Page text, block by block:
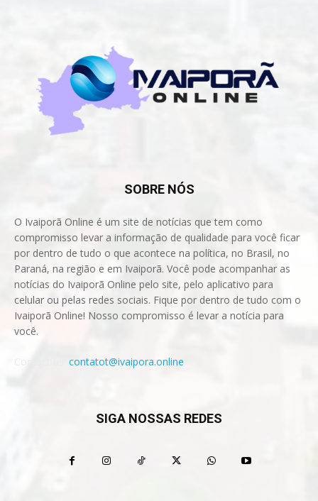
SOBRE NÓS
O Ivaiporã Online é um site de notícias que tem como
compromisso levar a informação de qualidade para você ficar
por dentro de tudo o que acontece na política, no Brasil, no
Paraná, na região e em Ivaiporã. Você pode acompanhar as
notícias do Ivaiporã Online pelo site, pelo aplicativo para
celular ou pelas redes sociais. Fique por dentro de tudo com o
Ivaiporã Online! Nosso compromisso é levar a notícia para
você.
contatot@ivaipora.online
SIGA NOSSAS REDES